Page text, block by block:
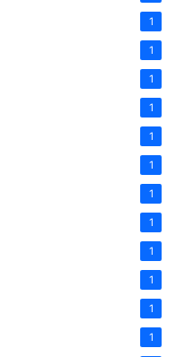
1
1
1
1
1
1
1
1
1
1
1
1